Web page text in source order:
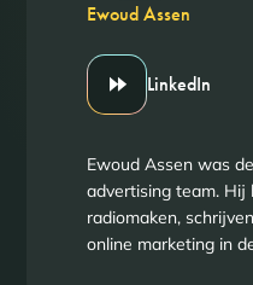
Ewoud Assen
LinkedIn
Ewoud Assen was
advertising team. Hij
radiomaken,
online marketing in